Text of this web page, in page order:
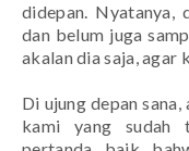
didepan.
dan belum juga
akalan dia saja, agar
Di ujung depan
kami yang sudah